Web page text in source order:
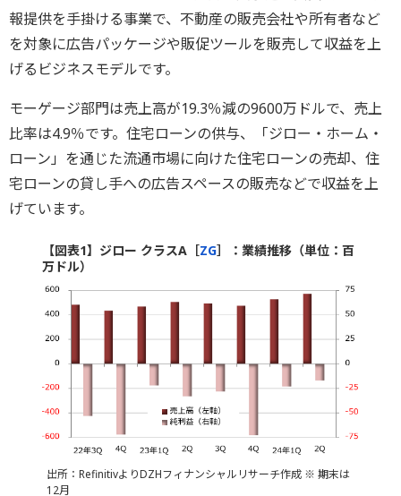
報提供を手掛ける事業で、不動産の販売会社や所有者など
を対象に広告パッケージや販促ツールを販売して収益を上
げるビジネスモデルです。
モーゲージ部門は売上高が19.3％減の9600万ドルで、売上
比率は4.9％です。住宅ローンの供与、「ジロー・ホーム・
ローン」を通じた流通市場に向けた住宅ローンの売却、住
宅ローンの貸し手への広告スペースの販売などで収益を上
げています。
【図表1】ジロー クラスA［ZG］：業績推移（単位：百
万ドル）
出所：RefinitivよりDZHフィナンシャルリサーチ作成 ※ 期末は
12月